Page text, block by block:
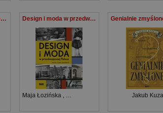
Poeci patrzą obrazy wiersze komentarze Design i moda w przedwojennej Polsce
Maja Łozińska , Jan Łoziński Jakub Kuza